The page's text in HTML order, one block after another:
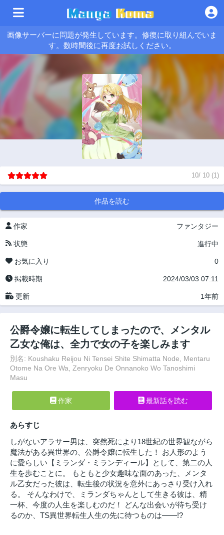
画像サーバーに問題が発生しています。修復に取り組んでいま
す。数時間後に再度お試しください。
10/ 10 (1)
作品を読む
作家 ファンタジー
状態 進行中
お気に入り 0
掲載時期 2024/03/03 07:11
更新 1年前
公爵令嬢に転生してしまったので、メンタル
乙女な俺は、全力で女の子を楽しみます
別名: Koushaku Reijou Ni Tensei Shite Shimatta Node, Mentaru
Otome Na Ore Wa, Zenryoku De Onnanoko Wo Tanoshimi
Masu
作家 最新話を読む
あらすじ
しがないアラサー男は、突然死により18世紀の世界観ながら
魔法がある異世界の、公爵令嬢に転生した！ お人形のよう
に愛らしい【ミランダ・ミランディール】として、第二の人
生を歩むことに。 もともと少女趣味な面のあった、メンタ
ル乙女だった彼は、転生後の状況を意外にあっさり受け入れ
る。 そんなわけで、ミランダちゃんとして生きる彼は、精
一杯、今度の人生を楽しむのだ！ どんな出会いが待ち受け
るのか、TS異世界転生人生の先に待つものは――!?